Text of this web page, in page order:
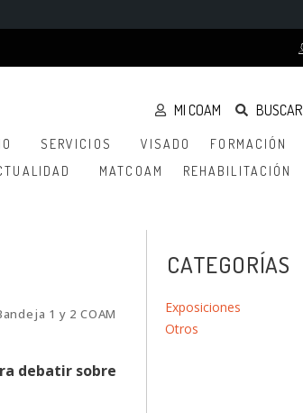
MI COAM BUSCAR
SERVICIOS VISADO FORMACIÓN
MATCOAM REHABILITACIÓN
1 y 2 COAM
debatir sobre
CATEGORÍAS
Exposiciones
Otros